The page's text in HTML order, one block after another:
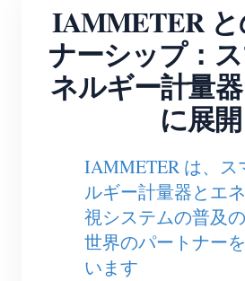
三相Wi-Fiエネルギーメー
三相Wi-Fiエネルギーメー
三相Wi-Fiエネルギーメー
WiFi電力コントローラー
セルフホスティングサービ
EV充電器
IAMMETER シミュレータ
IAMMETER と
ナーシップ：
ネルギー計量
に展開
IAMMETER は、ス
ルギー計量器とエ
視システムの普及の
世界のパートナー
います